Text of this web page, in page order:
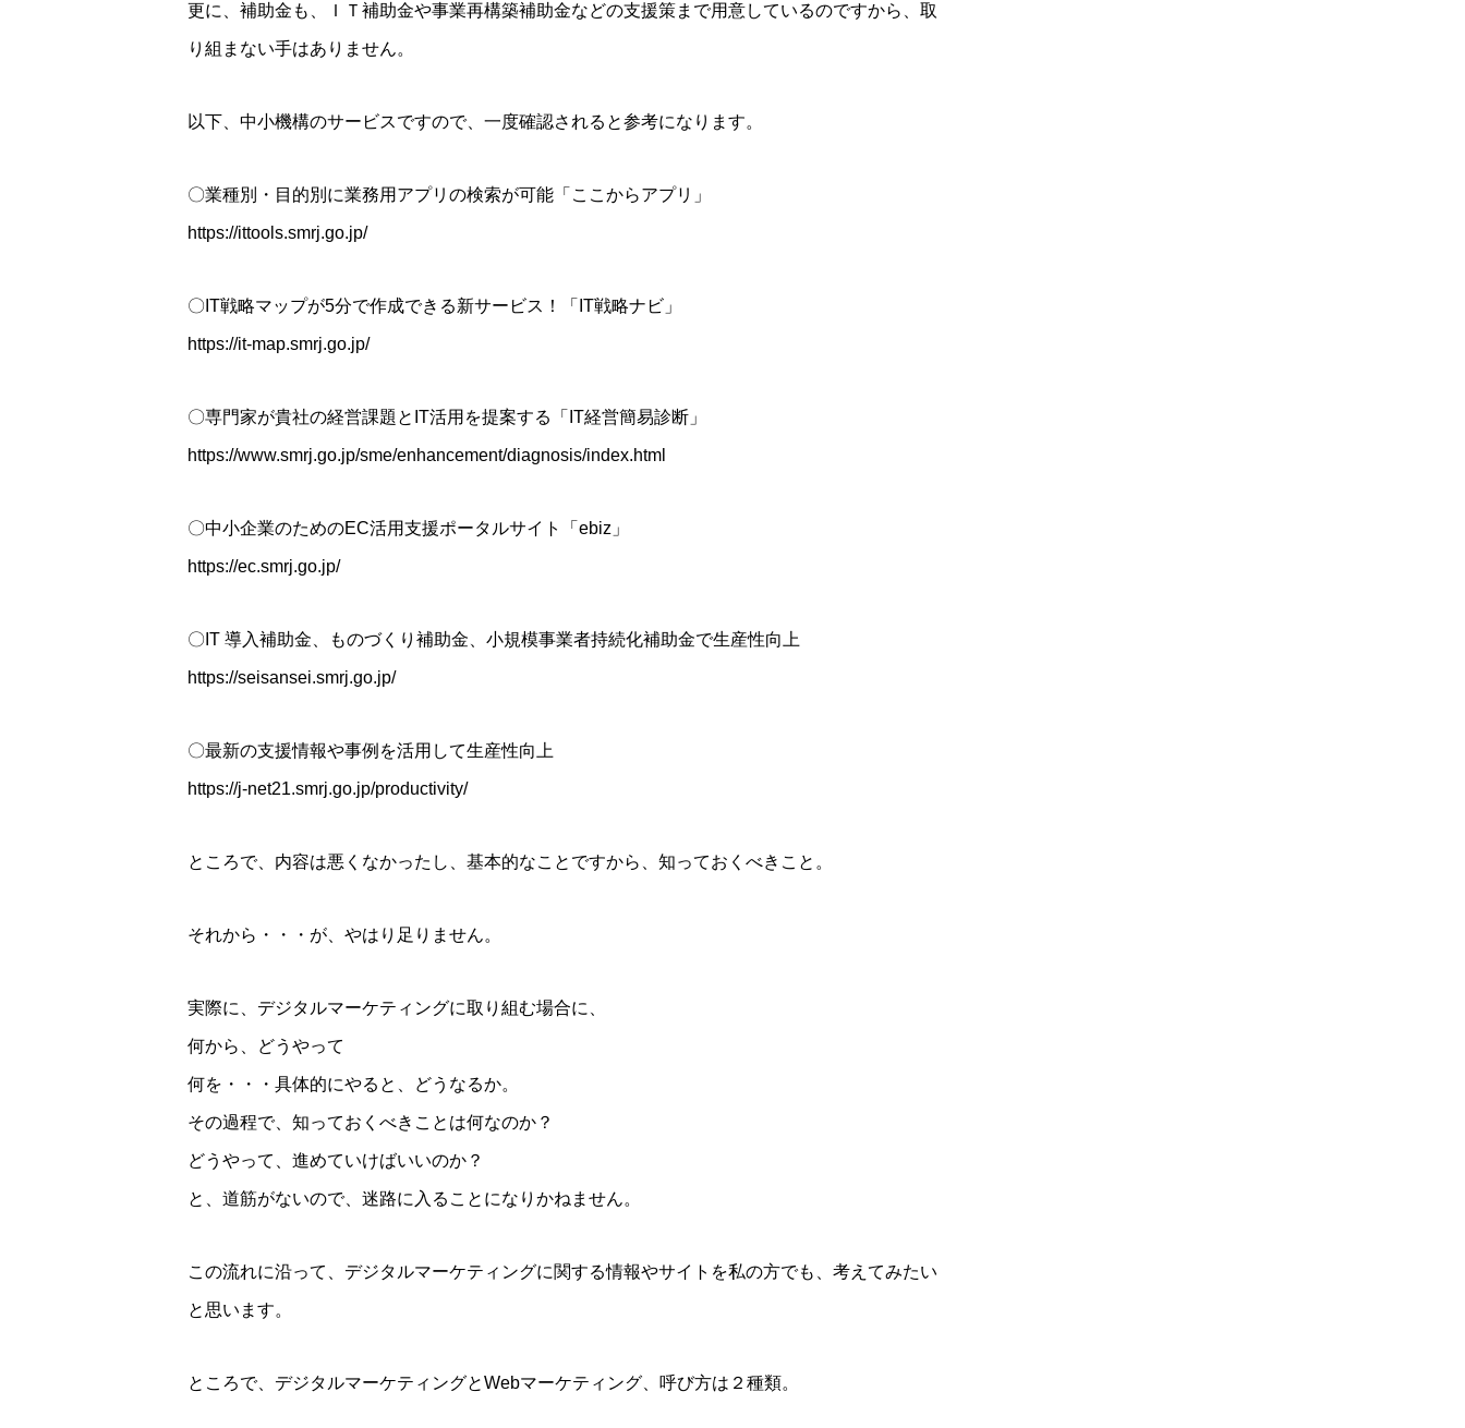
更に、補助金も、ＩＴ補助金や事業再構築補助金などの支援策まで用意しているのですから、取
り組まない手はありません。
以下、中小機構のサービスですので、一度確認されると参考になります。
〇業種別・目的別に業務用アプリの検索が可能「ここからアプリ」
https://ittools.smrj.go.jp/
〇IT戦略マップが5分で作成できる新サービス！「IT戦略ナビ」
https://it-map.smrj.go.jp/
〇専門家が貴社の経営課題とIT活用を提案する「IT経営簡易診断」
https://www.smrj.go.jp/sme/enhancement/diagnosis/index.html
〇中小企業のためのEC活用支援ポータルサイト「ebiz」
https://ec.smrj.go.jp/
〇IT 導入補助金、ものづくり補助金、小規模事業者持続化補助金で生産性向上
https://seisansei.smrj.go.jp/
〇最新の支援情報や事例を活用して生産性向上
https://j-net21.smrj.go.jp/productivity/
ところで、内容は悪くなかったし、基本的なことですから、知っておくべきこと。
それから・・・が、やはり足りません。
実際に、デジタルマーケティングに取り組む場合に、
何から、どうやって
何を・・・具体的にやると、どうなるか。
その過程で、知っておくべきことは何なのか？
どうやって、進めていけばいいのか？
と、道筋がないので、迷路に入ることになりかねません。
この流れに沿って、デジタルマーケティングに関する情報やサイトを私の方でも、考えてみたい
と思います。
ところで、デジタルマーケティングとWebマーケティング、呼び方は２種類。